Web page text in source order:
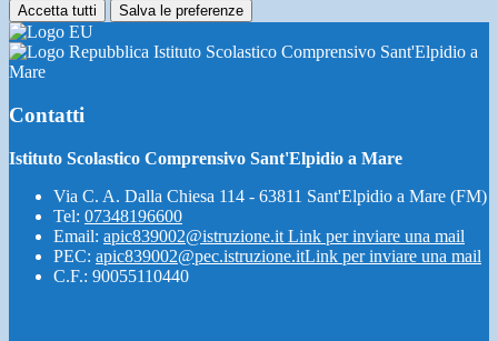
Accetta tutti Salva le preferenze
Istituto Scolastico Comprensivo Sant'Elpidio a
Mare
Contatti
Istituto Scolastico Comprensivo Sant'Elpidio a Mare
Via C. A. Dalla Chiesa 114 - 63811 Sant'Elpidio a Mare (FM)
Tel: 07348196600
Email: apic839002@istruzione.it Link per inviare una mail
PEC: apic839002@pec.istruzione.itLink per inviare una mail
C.F.: 90055110440